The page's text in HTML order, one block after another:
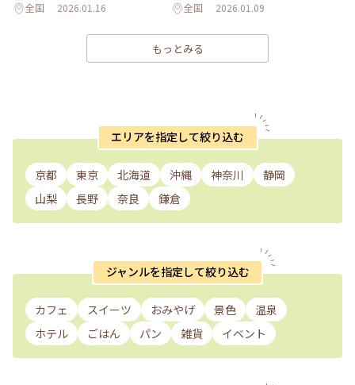
全国 2026.01.16 全国 2026.01.09
もっとみる
エリアを指定して絞り込む
京都 東京 北海道 沖縄 神奈川
静岡
山梨
長野 奈良 鎌倉
ジャンルを指定して絞り込む
カフェ スイーツ おみやげ 景色
温泉
ホテル
ごはん パン 雑貨 イベント